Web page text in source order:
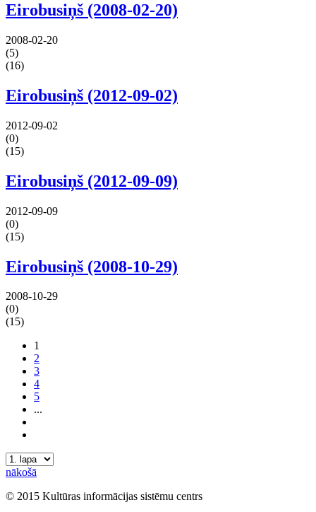
Eirobusiņš (2008-02-20)
2008-02-20
(5)
(16)
Eirobusiņš (2012-09-02)
2012-09-02
(0)
(15)
Eirobusiņš (2012-09-09)
2012-09-09
(0)
(15)
Eirobusiņš (2008-10-29)
2008-10-29
(0)
(15)
1
2
3
4
5
...
nākošā
© 2015 Kultūras informācijas sistēmu centrs